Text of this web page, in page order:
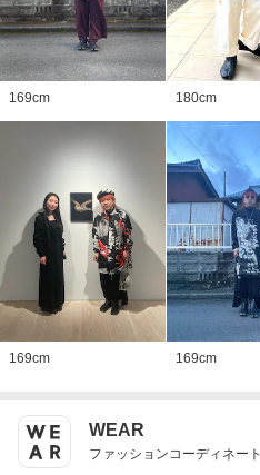
169cm 180cm
169cm 169cm
WEAR
ファッションコーディネート